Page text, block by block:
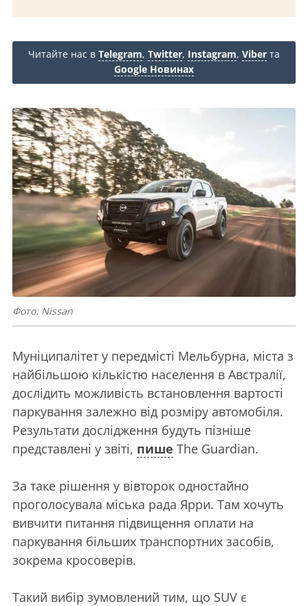
Читайте нас в Telegram, Twitter, Instagram, Viber та
Google Новинах
Фото: Nissan
Муніципалітет у передмісті Мельбурна, міста з
найбільшою кількістю населення в Австралії,
дослідить можливість встановлення вартості
паркування залежно від розміру автомобіля.
Результати дослідження будуть пізніше
представлені у звіті, пише The Guardian.
За таке рішення у вівторок одностайно
проголосувала міська рада Ярри. Там хочуть
вивчити питання підвищення оплати на
паркування більших транспортних засобів,
зокрема кросоверів.
Такий вибір зумовлений тим, що SUV є